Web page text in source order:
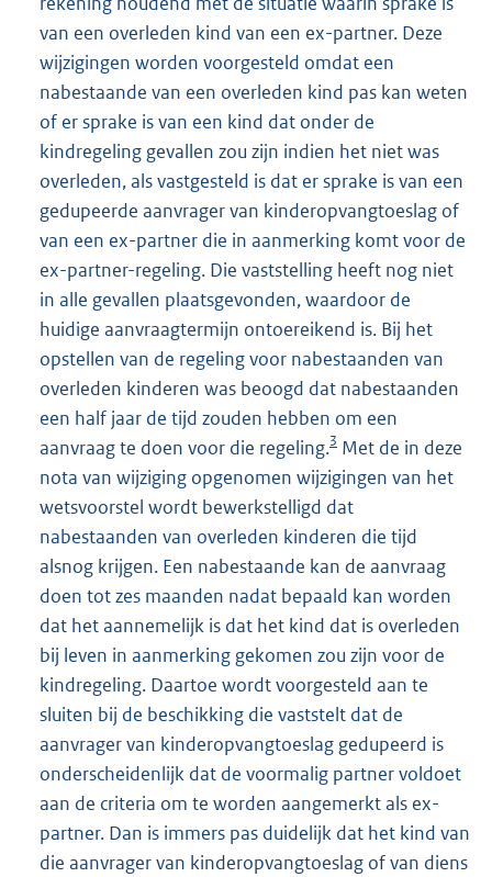
van een overleden kind van een ex-partner. Deze
wijzigingen worden voorgesteld omdat een
nabestaande van een overleden kind pas kan weten
of er sprake is van een kind dat onder de
kindregeling gevallen zou zijn indien het niet was
overleden, als vastgesteld is dat er sprake is van een
gedupeerde aanvrager van kinderopvangtoeslag of
van een ex-partner die in aanmerking komt voor de
ex-partner-regeling. Die vaststelling heeft nog niet
in alle gevallen plaatsgevonden, waardoor de
huidige aanvraagtermijn ontoereikend is. Bij het
opstellen van de regeling voor nabestaanden van
overleden kinderen was beoogd dat nabestaanden
een half jaar de tijd zouden hebben om een
aanvraag te doen voor die regeling.3 Met de in deze
nota van wijziging opgenomen wijzigingen van het
wetsvoorstel wordt bewerkstelligd dat
nabestaanden van overleden kinderen die tijd
alsnog krijgen. Een nabestaande kan de aanvraag
doen tot zes maanden nadat bepaald kan worden
dat het aannemelijk is dat het kind dat is overleden
bij leven in aanmerking gekomen zou zijn voor de
kindregeling. Daartoe wordt voorgesteld aan te
sluiten bij de beschikking die vaststelt dat de
aanvrager van kinderopvangtoeslag gedupeerd is
onderscheidenlijk dat de voormalig partner voldoet
aan de criteria om te worden aangemerkt als ex-
partner. Dan is immers pas duidelijk dat het kind van
die aanvrager van kinderopvangtoeslag of van diens